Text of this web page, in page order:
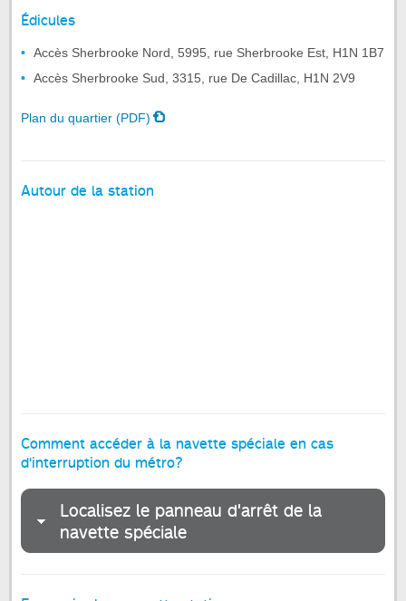
Édicules
Accès Sherbrooke Nord, 5995, rue Sherbrooke Est, H1N 1B7
Accès Sherbrooke Sud, 3315, rue De Cadillac, H1N 2V9
Plan du quartier (PDF)
Autour de la station
Comment accéder à la navette spéciale en cas
d'interruption du métro?
Localisez le panneau d'arrêt de la
navette spéciale